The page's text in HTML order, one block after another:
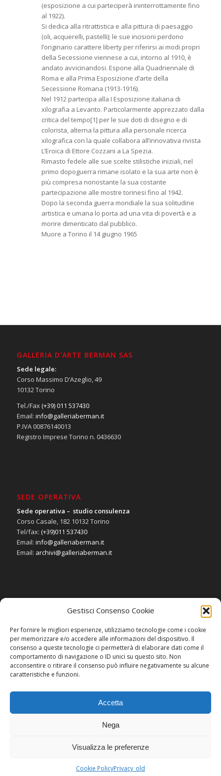
Gestisci Consenso Cookie
Per fornire le migliori esperienze, utilizziamo tecnologie come i cookie
per memorizzare e/o accedere alle informazioni del dispositivo. Il
consenso a queste tecnologie ci permetterà di elaborare dati come il
comportamento di navigazione o ID unici su questo sito. Non
acconsentire o ritirare il consenso può influire negativamente su alcune
caratteristiche e funzioni.
Accetta
Nega
Visualizza le preferenze
Cookie PolicyPrivacy_old
(esposizione a cui parteciperà ininterrottamente fino
al 1922).
Si dedica alla ritrattistica e alla pittura di paesaggio
(oli, acquerelli, pastelli); le sue incisioni perdono
l’originario carattere liberty per riferirsi ai modi propri
della Secessione viennese a cui, intorno al 1910, è
andato avvicinandosi. Espone alla Quadriennale di
Roma e alla Prima Esposizione d’arte della
Secessione Romana (1913-1916).
Nel 1912 partecipa alla I Esposizione italiana di
xilografia a Levanto. Particolarmente apprezzato dalla
critica del tempo[1] per le sue doti di disegno e di
colorista, alterna la pittura alla personale ricerca
xilografica con la quale collabora all’innovativa rivista
L’Eroica di Ettore Cozzani a La Spezia.
Rimasto fedele alle sue scelte stilistiche iniziali, nel
primo dopoguerra rimane isolato e la sua arte non è
più compresa nonostante la sua costante
partecipazione alle mostre torinesi fino al 1942.
Dopo la seconda guerra mondiale la sua solitudine
artistica e umana lo porta ad una vita di povertà e a
morire dimenticato dal pubblico.
Muore a Torino il 14 giugno 1965
GALLERIA D’ARTE BERMAN SAS
Sede legale:
Corso Massimo D’Azeglio, 49
10132 Torino
Tel./Fax(+39) 011 537430
Email: info@galleriaberman.it
P.IVA 00876140013
Registro Imprese Torino n. 0436630
SEDE OPERATIVA
Sede operativa – studio consulenza
Corso Casale, 182 10132 Torino
Tel/fax: (+39)011 537430
Email: info@galleriaberman.it
Email: archivi@galleriaberman.it